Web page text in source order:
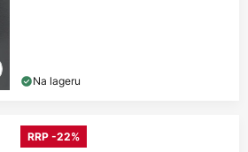
Na lageru
RRP -22%